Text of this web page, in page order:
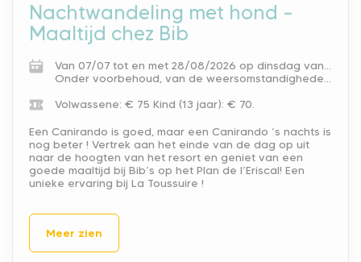
Nachtwandeling met hond –
Maaltijd chez Bib
Van 07/07 tot en met 28/08/2026 op dinsdag van 18.00 tot 23.00 u.
Onder voorbehoud, van de weersomstandigheden.
Volwassene: € 75 Kind (13 jaar): € 70.
Een Canirando is goed, maar een Canirando ’s nachts is
nog beter ! Vertrek aan het einde van de dag op uit
naar de hoogten van het resort en geniet van een
goede maaltijd bij Bib’s op het Plan de l’Eriscal! Een
unieke ervaring bij La Toussuire !
Meer zien